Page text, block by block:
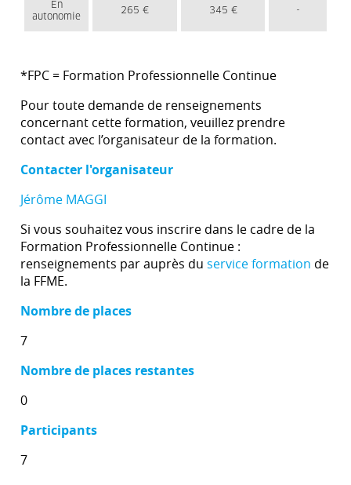
En
autonomie
265 € 345 € -
*FPC = Formation Professionnelle Continue
Pour toute demande de renseignements
concernant cette formation, veuillez prendre
contact avec l’organisateur de la formation.
Contacter l'organisateur
Jérôme MAGGI
Si vous souhaitez vous inscrire dans le cadre de la
Formation Professionnelle Continue :
renseignements par auprès du service formation de
la FFME.
Nombre de places
7
Nombre de places restantes
0
Participants
7